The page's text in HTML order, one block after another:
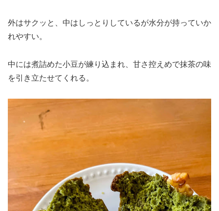
外はサクッと、中はしっとりしているが水分が持っていか
れやすい。
中には煮詰めた小豆が練り込まれ、甘さ控えめで抹茶の味
を引き立たせてくれる。